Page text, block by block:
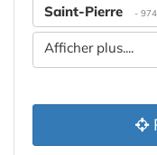
Saint-Pierre -
Afficher plus....